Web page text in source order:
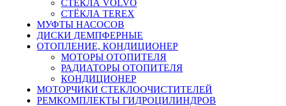
СТЁКЛА VOLVO
СТЁКЛА TEREX
МУФТЫ НАСОСОВ
ДИСКИ ДЕМПФЕРНЫЕ
ОТОПЛЕНИЕ, КОНДИЦИОНЕР
МОТОРЫ ОТОПИТЕЛЯ
РАДИАТОРЫ ОТОПИТЕЛЯ
КОНДИЦИОНЕР
МОТОРЧИКИ СТЕКЛООЧИСТИТЕЛЕЙ
РЕМКОМПЛЕКТЫ ГИДРОЦИЛИНДРОВ